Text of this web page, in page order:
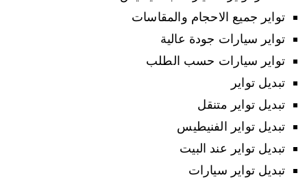
تواير جميع الاحجام والمقاسات
تواير سيارات جودة عالية
تواير سيارات حسب الطلب
تبديل تواير
تبديل تواير متنقل
تبديل تواير الفنيطيس
تبديل تواير عند البيت
تبديل تواير سيارات